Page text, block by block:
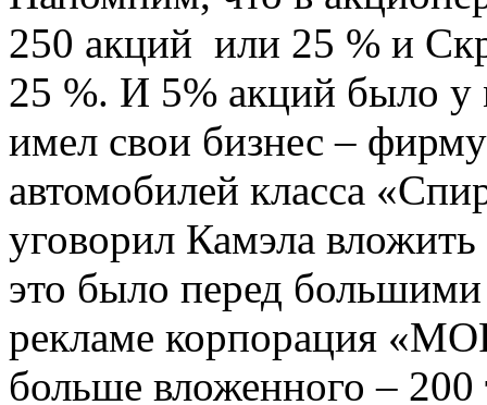
250 акций или 25 % и
25 %. И 5% акций было у
имел свои бизнес –
автомобилей класса
уговорил Камэла вложить
это было перед
рекламе корпорация
больше вложенного –